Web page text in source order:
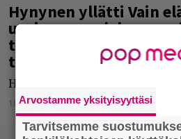
Hynynen yllätti Vain
uusimmassa jaksossa
tahdissa ei ehkä voi
toivotella, mutta…”
Hynynen joulumielellä. Tai
18.12.2023 Jarkko Fräntilä
Arvostamme yksityisyyttäsi
Tarvitsemme